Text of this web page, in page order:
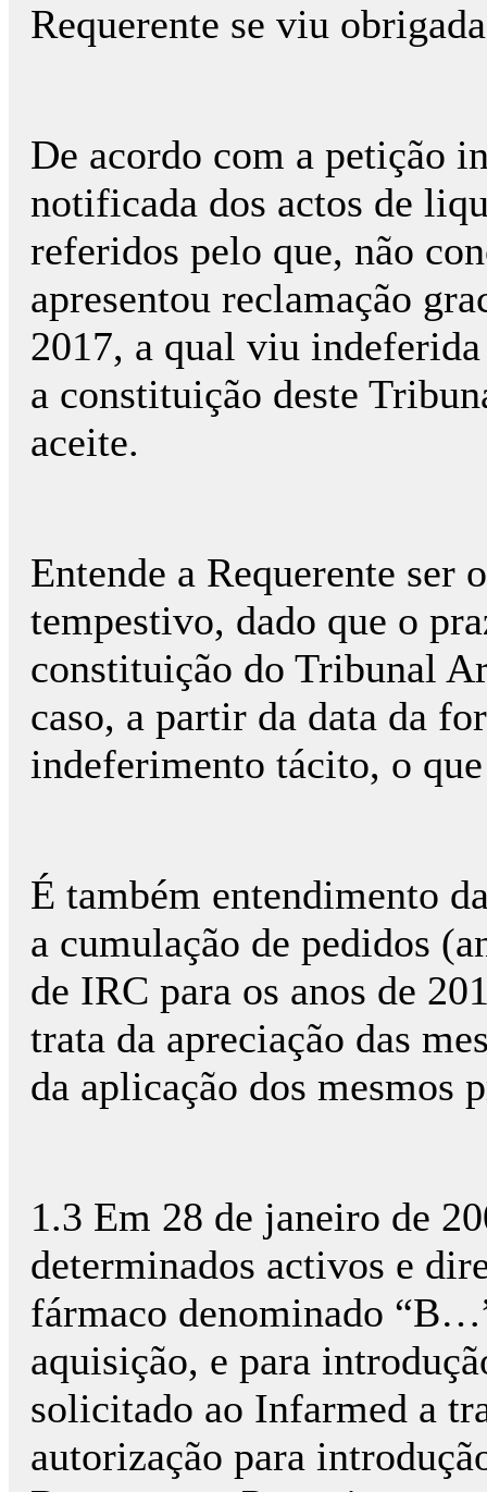
Requerente se viu
De acordo com a petição
notificada dos actos de
referidos pelo que, não
apresentou reclamação
2017, a qual viu
a constituição deste
aceite.
Entende a Requerente ser
tempestivo, dado que o
constituição do Tribunal
caso, a partir da data da
indeferimento tácito, o
É também entendimento
a cumulação de pedidos
de IRC para os anos de
trata da apreciação das
da aplicação dos mesmos
1.3 Em 28 de janeiro de
determinados activos e
fármaco denominado
aquisição, e para
solicitado ao Infarmed a
autorização para